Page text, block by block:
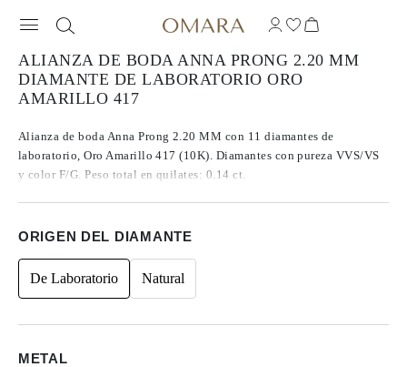
ALIANZA DE BODA ANNA PRONG 2.20 MM
DIAMANTE DE LABORATORIO ORO
AMARILLO 417
Alianza de boda Anna Prong 2.20 MM con 11 diamantes de
laboratorio, Oro Amarillo 417 (10K). Diamantes con pureza VVS/VS
y color F/G. Peso total en quilates: 0.14 ct.
ORIGEN DEL DIAMANTE
De Laboratorio Natural
METAL